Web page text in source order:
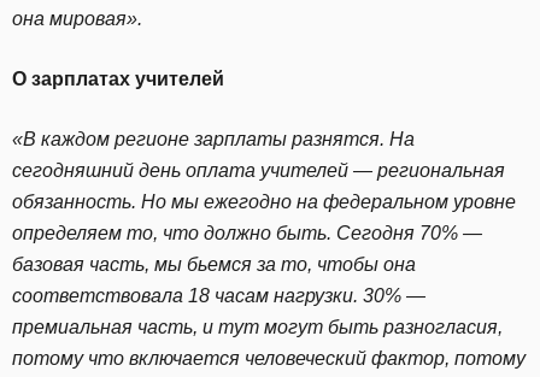
она мировая».
О зарплатах учителей
«В каждом регионе зарплаты разнятся. На
сегодняшний день оплата учителей — региональная
обязанность. Но мы ежегодно на федеральном уровне
определяем то, что должно быть. Сегодня 70% —
базовая часть, мы бьемся за то, чтобы она
соответствовала 18 часам нагрузки. 30% —
премиальная часть, и тут могут быть разногласия,
потому что включается человеческий фактор, потому